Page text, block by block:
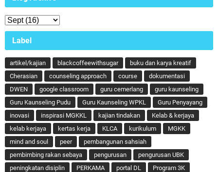
Label
artikel/kajian blackcoffeewithsugar
buku dan karya kreatif
Cherasian
counseling approach course
dokumentasi
DWEN
google classroom guru cemerlang
guru kaunseling
Guru Kaunseling Pudu
Guru Kaunseling WPKL
Guru Penyayang
inovasi
inspirasi MGKKL kajian tindakan
Kelab & kerjaya
kelab kerjaya
kertas kerja KLCA kurikulum
MGKK
mind and soul
peer
pembangunan sahsiah
pembimbing rakan sebaya
pengurusan
pengurusan UBK
peningkatan disiplin
PERKAMA portal DL
Program 3K